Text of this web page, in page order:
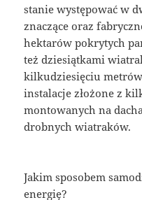
stanie występować w
znaczące oraz
hektarów pokrytych
też dziesiątkami
kilkudziesięciu
instalacje złożone z
montowanych na
drobnych wiatraków.
Jakim sposobem
energię?